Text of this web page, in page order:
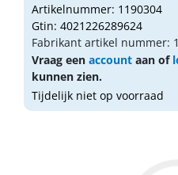
Artikelnummer: 1190304
Gtin: 4021226289624
Fabrikant artikel nummer:
Vraag een account aan of
kunnen zien.
Tijdelijk niet op voorraad